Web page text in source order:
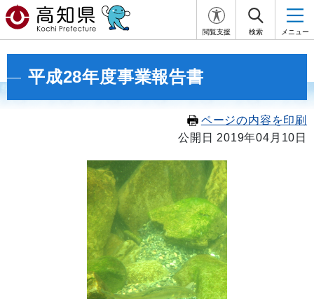
閲覧支援 検索 メニュー
平成28年度事業報告書
ページの内容を印刷
公開日 2019年04月10日